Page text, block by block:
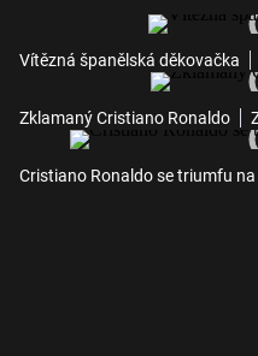
Vítězná španělská děkovačka
Zklamaný Cristiano Ronaldo
Cristiano Ronaldo se triumfu na